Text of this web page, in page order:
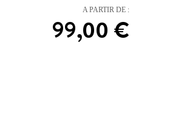
A PARTIR DE :
99,00 €